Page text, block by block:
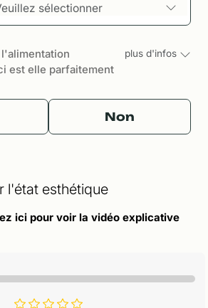
sélectionner
est elle parfaitement
plus d'infos
Non
l'état esthétique
ici pour voir la vidéo explicative